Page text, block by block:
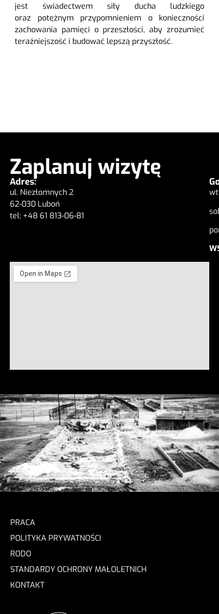
jest świadectwem siły ducha ludzkiego
oraz potężnym przypomnieniem o konieczności
zachowania pamięci o przeszłości, aby zrozumieć
teraźniejszość i budować lepszą przyszłość.
Zaplanuj wizytę
Adres:
ul. Niezłomnych 2
62-030 Luboń
tel: +48 61 813-06-81
PRACA
POLITYKA PRYWATNOŚCI
RODO
STANDARDY OCHRONY MAŁOLETNICH
KONTAKT